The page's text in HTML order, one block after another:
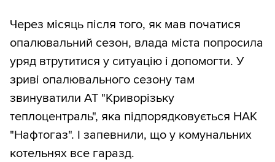
Через місяць після того, як мав початися
опалювальний сезон, влада міста попросила
уряд втрутитися у ситуацію і допомогти. У
зриві опалювального сезону там
звинуватили АТ "Криворізьку
теплоцентраль", яка підпорядковується НАК
"Нафтогаз". І запевнили, що у комунальних
котельнях все гаразд.